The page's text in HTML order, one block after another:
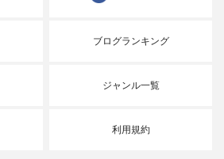
ブログランキング
ジャンル一覧
利用規約